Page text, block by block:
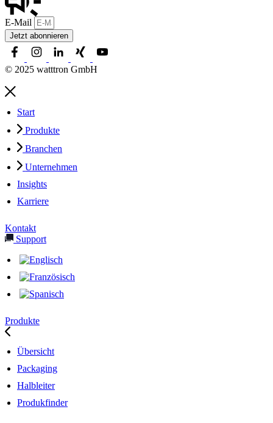
E-Mail
Jetzt abonnieren
© 2025 watttron GmbH
Start
Produkte
Branchen
Unternehmen
Insights
Karriere
Kontakt
Support
Produkte
Übersicht
Packaging
Halbleiter
Produkfinder